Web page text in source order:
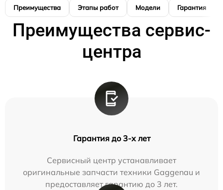
Преимущества Этапы работ Модели Гарантия
Преимущества сервис-
центра
Гарантия до 3-х лет
Сервисный центр устанавливает
оригинальные запчасти техники Gaggenau и
предоставляет гарантию до 3 лет.